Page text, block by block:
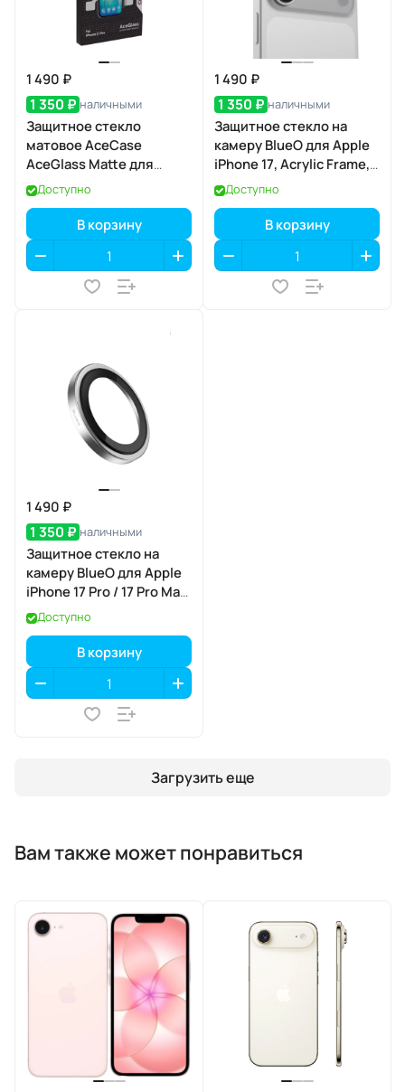
1 490 ₽
1 350 ₽ наличными
Защитное стекло
матовое AceCase
AceGlass Matte для
Apple iPhone 17 Pro
Доступно
В корзину
1 490 ₽
1 350 ₽ наличными
Защитное стекло на
камеру BlueO для Apple
iPhone 17, Acrylic Frame,
2 шт., Clear
(прозрачный), с
аппликатором
Доступно
В корзину
1 490 ₽
1 350 ₽ наличными
Защитное стекло на
камеру BlueO для Apple
iPhone 17 Pro / 17 Pro Max,
Aluminium, 3 шт., Silver
(серебристый), с
аппликатором
Доступно
В корзину
Загрузить еще
Вам также может понравиться